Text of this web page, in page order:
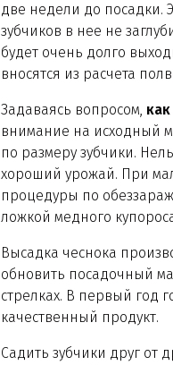
две недели до посадки.
зубчиков в нее не
будет очень долго
вносятся из расчета
Задаваясь вопросом,
внимание на исходный
по размеру зубчики.
хороший урожай. При
процедуры по
ложкой медного
Высадка чеснока
обновить посадочный
стрелках. В первый год
качественный продукт.
Садить зубчики друг от